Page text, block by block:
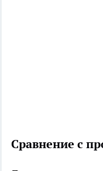
Сравнение с